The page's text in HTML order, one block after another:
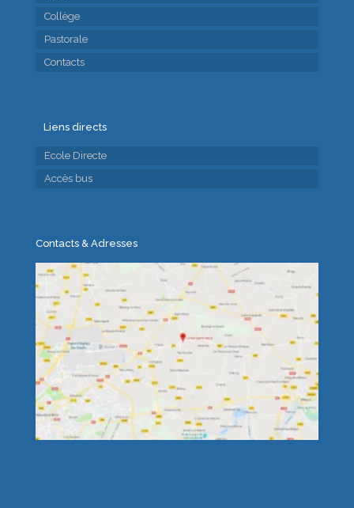
Collège
Pastorale
Contacts
Liens directs
Ecole Directe
Accès bus
Contacts & Adresses